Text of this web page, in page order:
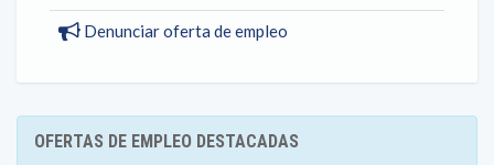
Denunciar oferta de empleo
OFERTAS DE EMPLEO DESTACADAS